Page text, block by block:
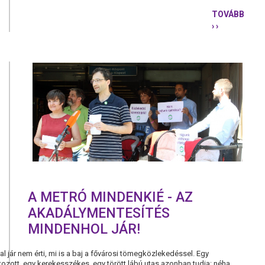
TOVÁBB
› ›
A
A METRÓ MINDENKIÉ - AZ
AKADÁLYMENTESÍTÉS
MINDENHOL JÁR!
jár nem érti, mi is a baj a fővárosi tömegközlekedéssel. Egy